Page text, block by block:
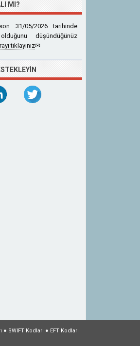
MI?
31/05/2026 tarihinde
düşündüğünüz
tıklayınız✉
● SWIFT Kodları ● EFT Kodları